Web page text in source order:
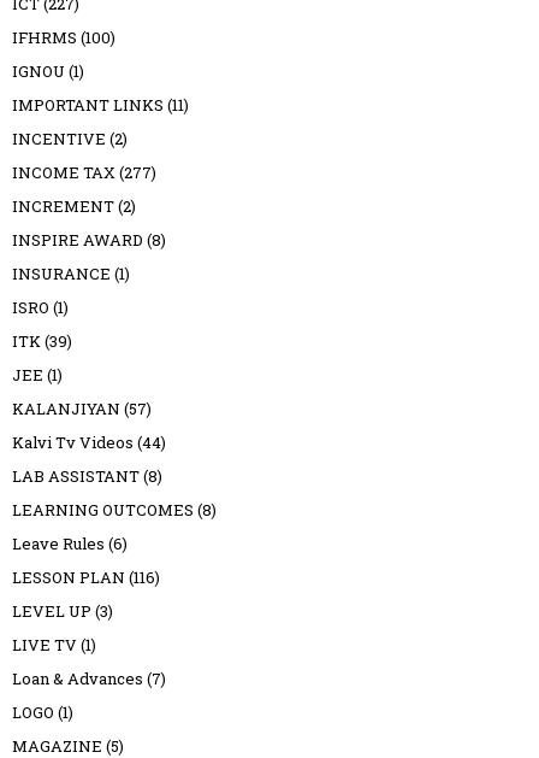
IFHRMS (100)
IGNOU (1)
IMPORTANT LINKS (11)
INCENTIVE (2)
INCOME TAX(277)
INCREMENT(2)
INSPIRE AWARD (8)
INSURANCE (1)
ISRO (1)
ITK(39)
JEE (1)
KALANJIYAN (57)
Kalvi Tv Videos (44)
LAB ASSISTANT(8)
LEARNING OUTCOMES (8)
Leave Rules (6)
LESSON PLAN (116)
LEVEL UP (3)
LIVE TV(1)
Loan & Advances (7)
LOGO (1)
MAGAZINE (5)